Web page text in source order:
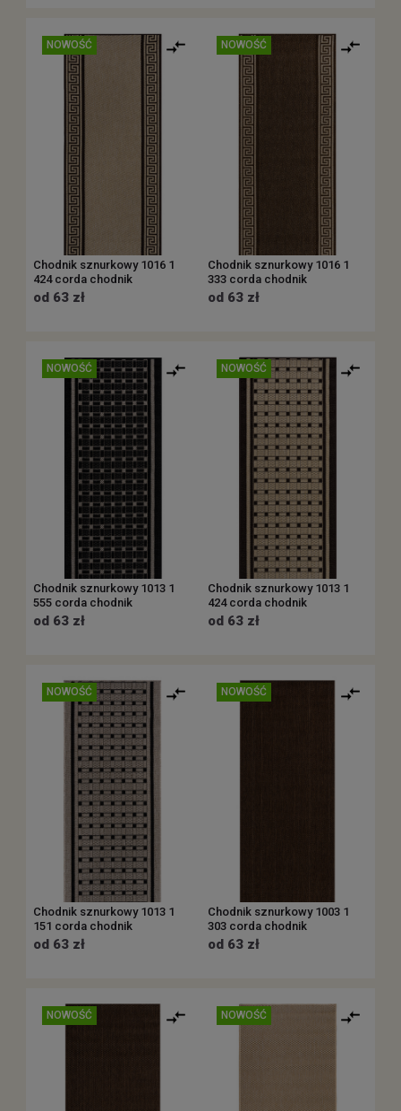
NOWOŚĆ
Chodnik sznurkowy 1016 1
424 corda chodnik
od 63 zł
NOWOŚĆ
Chodnik sznurkowy 1016 1
333 corda chodnik
od 63 zł
NOWOŚĆ
Chodnik sznurkowy 1013 1
555 corda chodnik
od 63 zł
NOWOŚĆ
Chodnik sznurkowy 1013 1
424 corda chodnik
od 63 zł
NOWOŚĆ
Chodnik sznurkowy 1013 1
151 corda chodnik
od 63 zł
NOWOŚĆ
Chodnik sznurkowy 1003 1
303 corda chodnik
od 63 zł
NOWOŚĆ NOWOŚĆ